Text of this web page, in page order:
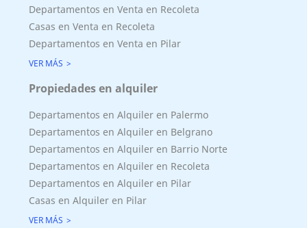
Departamentos en Venta en Recoleta
Casas en Venta en Recoleta
Departamentos en Venta en Pilar
VER MÁS
Propiedades en alquiler
Departamentos en Alquiler en Palermo
Departamentos en Alquiler en Belgrano
Departamentos en Alquiler en Barrio Norte
Departamentos en Alquiler en Recoleta
Departamentos en Alquiler en Pilar
Casas en Alquiler en Pilar
VER MÁS